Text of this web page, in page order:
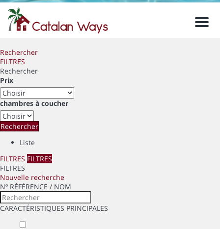
Menu
Rechercher
FILTRES
Rechercher
Prix
chambres à coucher
Rechercher
Liste
FILTRES FILTRES
FILTRES
Nouvelle recherche
Nº RÉFÉRENCE / NOM
CARACTÉRISTIQUES PRINCIPALES